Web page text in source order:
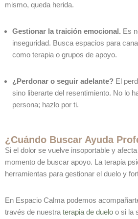
mismo, queda herida.
Gestionar la traición emocional. Es
inseguridad. Busca espacios para
como terapia o grupos de apoyo.
¿Perdonar o seguir adelante? El
sino liberarte del resentimiento. No lo
persona; hazlo por ti.
¿Cuándo Buscar Ayuda
Si el dolor se vuelve insoportable y
momento de buscar apoyo. La terapia
herramientas para gestionar el duelo y
En Espacio Calma podemos
través de nuestraterapia de duelo o si la